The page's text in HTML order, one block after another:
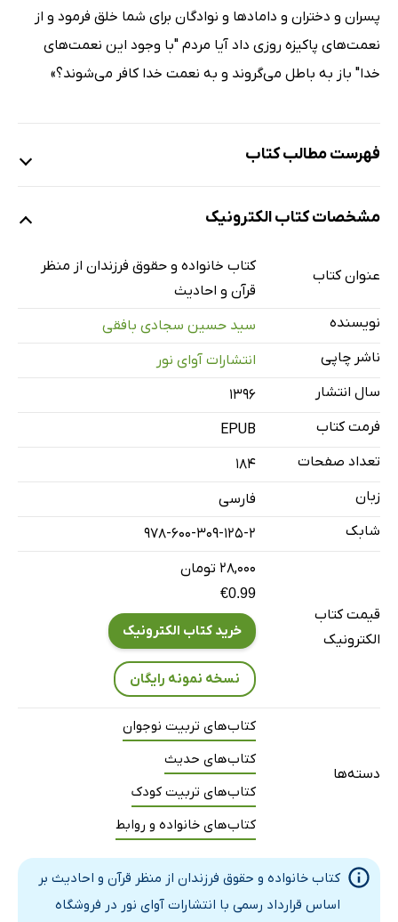
پسران و دختران و دامادها و نوادگان برای شما خلق فرمود و از
نعمت‌های پاکیزه روزی داد آیا مردم "با وجود این نعمت‌های
خدا" باز به باطل می‌گروند و به نعمت خدا کافر می‌شوند؟»
فهرست مطالب کتاب
الف. تشویق به ازدواج
ب. انتخاب همسر و شرایط آن
شرایط معنوی- مذهبی
شرایط روانی- رفتاری
ج. ویژگی‌های خانواده‌ای که کودک در آن پرورش می‌یابد
فصل 2: خلقت انسان، ابعاد وجودی و مراحل رشد وی
الف. دوران قبل از تولد
هفت سال دوم
ج. مراحل به نقل از ائمه علیهم السلام
د. مراحل از دیدگاه حقوقی
مژده تولد و تبریک گفتن
فصل 4: حقوق کودکان
حق ولایت
حق وصایت
ب. حقوق غیرمالی
مشخصات کتاب الکترونیک
عنوان کتاب
کتاب خانواده و حقوق فرزندان از منظر
قرآن و احادیث
نویسنده
سید حسین سجادی بافقی
ناشر چاپی
انتشارات آوای نور
سال انتشار
۱۳۹۶
فرمت کتاب
EPUB
تعداد صفحات
184
زبان
فارسی
شابک
978-600-309-125-2
قیمت کتاب
الکترونیک
۲۸,۰۰۰ تومان
€0.99
خرید کتاب الکترونیک
نسخه نمونه رایگان
دسته‌ها
کتاب‌های تربیت نوجوان
کتاب‌های حدیث
کتاب‌های تربیت کودک
کتاب‌های خانواده و روابط
کتاب خانواده و حقوق فرزندان از منظر قرآن و احادیث بر
اساس قرارداد رسمی با انتشارات آوای نور در فروشگاه